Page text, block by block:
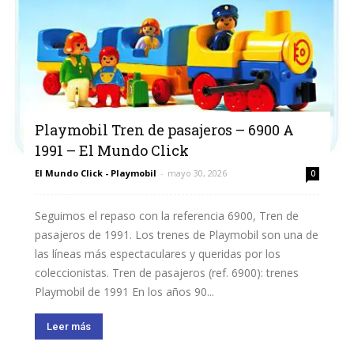
Playmobil Tren de pasajeros – 6900 A
1991 – El Mundo Click
El Mundo Click - Playmobil - mayo 30, 2026 0
Seguimos el repaso con la referencia 6900, Tren de
pasajeros de 1991. Los trenes de Playmobil son una de
las líneas más espectaculares y queridas por los
coleccionistas. Tren de pasajeros (ref. 6900): trenes
Playmobil de 1991 En los años 90...
Leer más